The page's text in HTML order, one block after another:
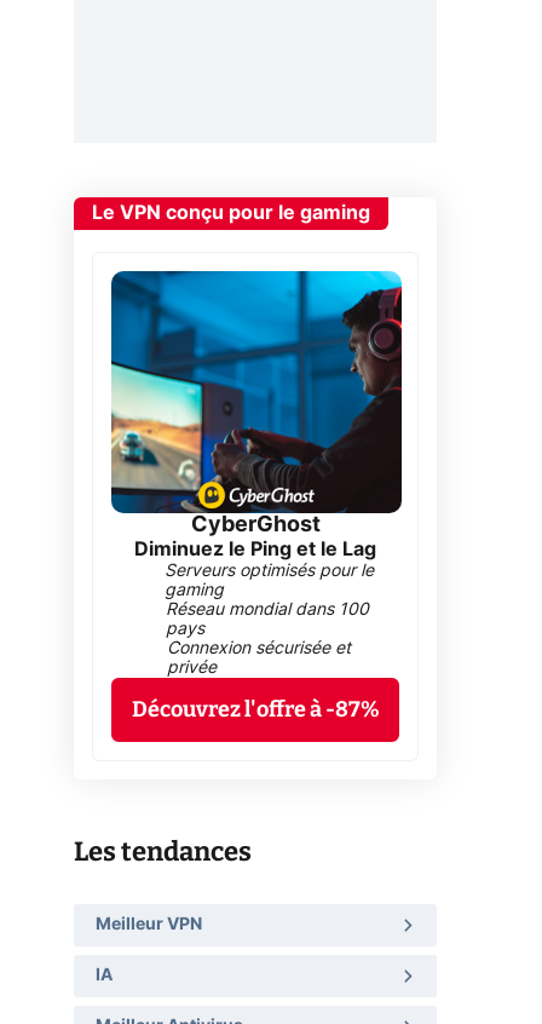
Le VPN conçu pour le gaming
CyberGhost
Diminuez le Ping et le Lag
Serveurs optimisés pour le
gaming
Réseau mondial dans 100
pays
Connexion sécurisée et
privée
Découvrez l'offre à -87%
Les tendances
Meilleur VPN
IA